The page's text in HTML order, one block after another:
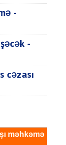
-
-
cəzası